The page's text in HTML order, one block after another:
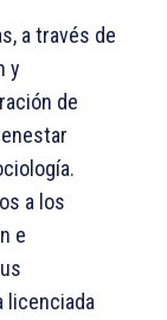
a través de
y
de
a los
e
licenciada